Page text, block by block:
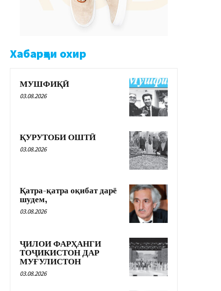
Хабарҳои охир
МУШФИҚӢ
03.08.2026
ҚУРУТОБИ ОШТӢ
03.08.2026
Қатра-қатра оқибат дарё
шудем,
03.08.2026
ҶИЛОИ ФАРҲАНГИ
ТОҶИКИСТОН ДАР
МУҒУЛИСТОН
03.08.2026